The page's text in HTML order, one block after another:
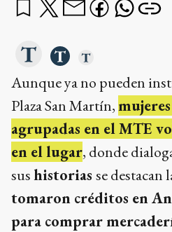
Aunque ya no pueden
Plaza San Martín,
agrupadas en el MTE
en el lugar, donde
sushistorias se destacan
tomaron créditos en
para comprar